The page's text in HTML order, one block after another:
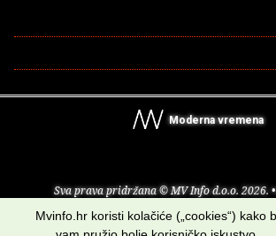
Moderna vremena
Sva prava pridržana © MV Info d.o.o. 2026.
O nama• Pomoć• Uvjeti korištenja•
Mvinfo.hr koristi kolačiće („cookies“) kako